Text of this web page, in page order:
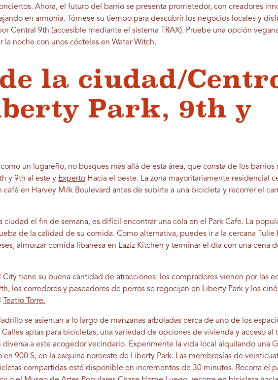
Ahora, el futuro del barrio se presenta prometedor, con creadores
en armonía. Tómese su tiempo para descubrir los negocios locales y
Central 9th ​​(accesible mediante el sistema TRAX). Pruebe una opción
la noche con unos cócteles en Water Witch.
la ciudad/
Park, 9th y
un lugareño, no busques más allá de esta área, que consta de los barrios
y 9th al este y ExpertoHacia el oeste. La zona mayoritariamente residencial
en Harvey Milk Boulevard antes de subirte a una bicicleta y recorrer el
ciudad el fin de semana, es difícil encontrar una cola en el Park Cafe. La
de la calidad de su comida. Como alternativa, puedes ir a la cercana Tulie
almorzar comida libanesa en Laziz Kitchen y terminar el día con una cena
tiene su buena cantidad de atracciones: los compradores vienen por las
los corredores y paseadores de perros se regocijan en Liberty Park y los
Teatro Torre.
se asientan a lo largo de manzanas arboladas cerca de uno de los
aptas para bicicletas, una variedad de opciones de vivienda y acceso al
a este acogedor vecindario. Experimente la vida local alquilando una
900 S, en la esquina noroeste de Liberty Park. Las membresías de
compartidas esté disponible en incrementos de 30 minutos. Recorra el